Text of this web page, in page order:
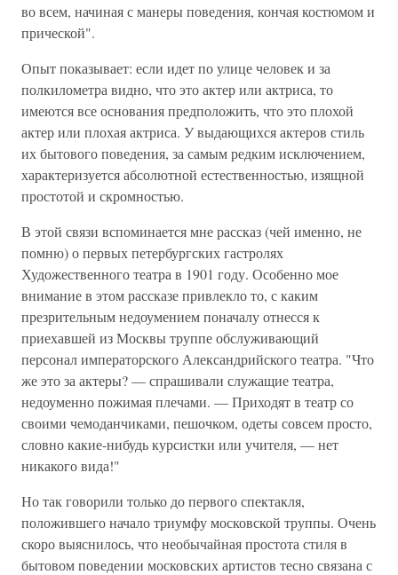
во всем, начиная с манеры поведения, кончая костюмом и
прической".
Опыт показывает: если идет по улице человек и за
полкилометра видно, что это актер или актриса, то
имеются все основания предположить, что это плохой
актер или плохая актриса. У выдающихся актеров стиль
их бытового поведения, за самым редким исключением,
характеризуется абсолютной естественностью, изящной
простотой и скромностью.
В этой связи вспоминается мне рассказ (чей именно, не
помню) о первых петербургских гастролях
Художественного театра в 1901 году. Особенно мое
внимание в этом рассказе привлекло то, с каким
презрительным недоумением поначалу отнесся к
приехавшей из Москвы труппе обслуживающий
персонал императорского Александрийского театра. "Что
же это за актеры? — спрашивали служащие театра,
недоуменно пожимая плечами. — Приходят в театр со
своими чемоданчиками, пешочком, одеты совсем просто,
словно какие-нибудь курсистки или учителя, — нет
никакого вида!"
Но так говорили только до первого спектакля,
положившего начало триумфу московской труппы. Очень
скоро выяснилось, что необычайная простота стиля в
бытовом поведении московских артистов тесно связана с